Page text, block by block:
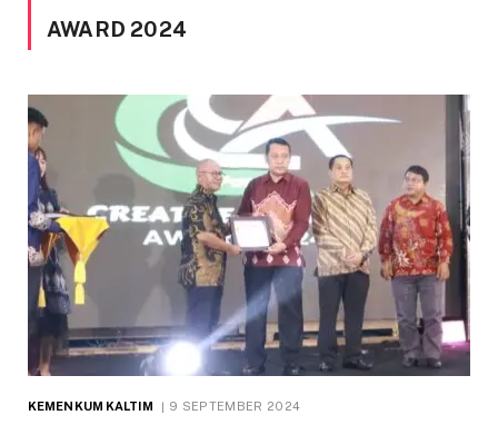
AWARD 2024
KEMENKUM KALTIM 9 SEPTEMBER 2024